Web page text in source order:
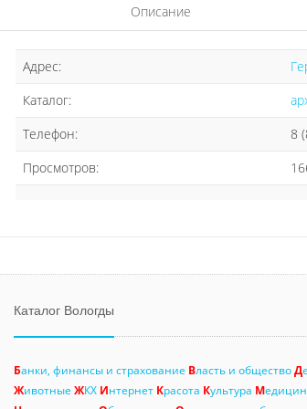
Описание
Адрес:
Каталог:
Телефон:
8
Просмотров:
Каталог Вологды
Банки, финансы и страхование Власть и обществоД
Животные ЖКХ Интернет Красота Культура М